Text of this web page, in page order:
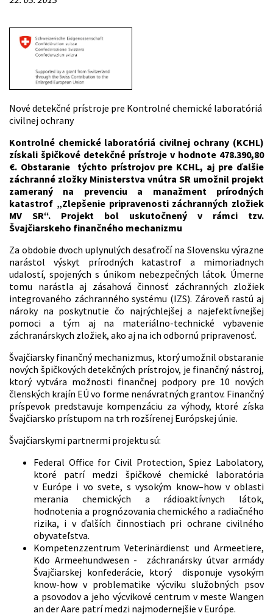
Nové detekčné prístroje pre Kontrolné chemické laboratóriá
civilnej ochrany
Kontrolné chemické laboratóriá civilnej ochrany (KCHL)
získali špičkové detekčné prístroje v hodnote 478.390,80
€. Obstaranie týchto prístrojov pre KCHL, aj pre ďalšie
záchranné zložky Ministerstva vnútra SR umožnil projekt
zameraný na prevenciu a manažment prírodných
katastrof „Zlepšenie pripravenosti záchranných zložiek
MV SR“. Projekt bol uskutočnený v rámci tzv.
Švajčiarskeho finančného mechanizmu
Za obdobie dvoch uplynulých desaťročí na Slovensku výrazne
narástol výskyt prírodných katastrof a mimoriadnych
udalostí, spojených s únikom nebezpečných látok. Úmerne
tomu narástla aj zásahová činnosť záchranných zložiek
integrovaného záchranného systému (IZS). Zároveň rastú aj
nároky na poskytnutie čo najrýchlejšej a najefektívnejšej
pomoci a tým aj na materiálno-technické vybavenie
záchranárskych zložiek, ako aj na ich odbornú pripravenosť.
Švajčiarsky finančný mechanizmus, ktorý umožnil obstaranie
nových špičkových detekčných prístrojov, je finančný nástroj,
ktorý vytvára možnosti finančnej podpory pre 10 nových
členských krajín EÚ vo forme nenávratných grantov. Finančný
príspevok predstavuje kompenzáciu za výhody, ktoré získa
Švajčiarsko prístupom na trh rozšírenej Európskej únie.
Švajčiarskymi partnermi projektu sú:
Federal Office for Civil Protection, Spiez Labolatory,
ktoré patrí medzi špičkové chemické laboratória
v Európe i vo svete, s vysokým know–how v oblasti
merania chemických a rádioaktívnych látok,
hodnotenia a prognózovania chemického a radiačného
rizika, i v ďalších činnostiach pri ochrane civilného
obyvateľstva.
Kompetenzzentrum Veterinärdienst und Armeetiere,
Kdo Armeehundwesen - záchranársky útvar armády
Švajčiarskej konfederácie, ktorý disponuje vysokým
know-how v problematike výcviku služobných psov
a psovodov a jeho výcvikové centrum v meste Wangen
an der Aare patrí medzi najmodernejšie v Európe.